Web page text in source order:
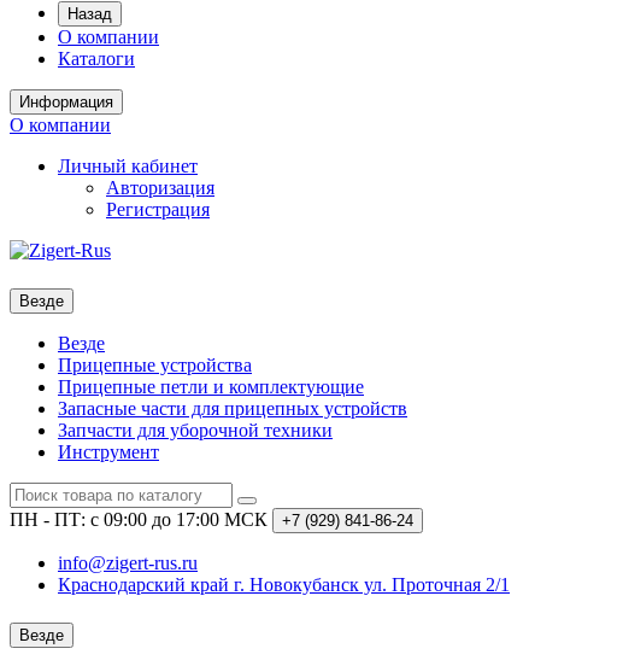
Назад
О компании
Каталоги
Информация
О компании
Личный кабинет
Авторизация
Регистрация
Везде
Везде
Прицепные устройства
Прицепные петли и комплектующие
Запасные части для прицепных устройств
Запчасти для уборочной техники
Инструмент
ПН - ПТ: с 09:00 до 17:00 МСК +7 (929) 841-86-24
info@zigert-rus.ru
Краснодарский край г. Новокубанск ул. Проточная 2/1
Везде